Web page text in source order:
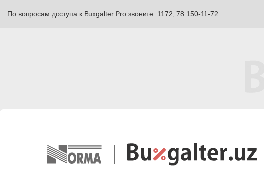
По вопросам доступа к Buxgalter Pro звоните: 1172, 78 150-11-72